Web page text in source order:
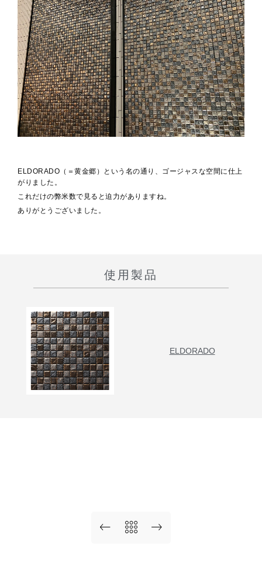
ELDORADO（＝黄金郷）という名の通り、ゴージャスな空間に仕上
がりました。
これだけの弊米数で見ると迫力がありますね。
ありがとうございました。
使用製品
ELDORADO